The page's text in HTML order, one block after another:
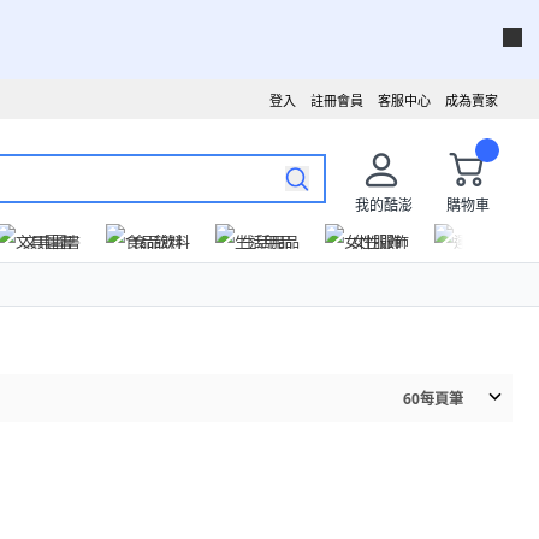
成為賣家
客服中心
註冊會員
登入
我的酷澎
購物車
文具圖書
食品飲料 生活用品 女性服飾
60每頁筆